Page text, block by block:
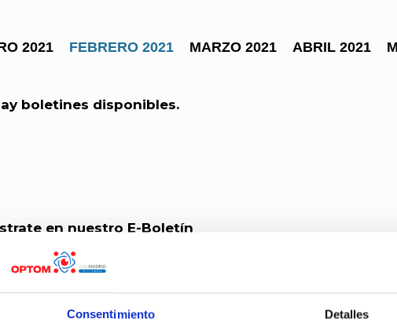
Consentimiento Detalles
2021 FEBRERO 2021 MARZO 2021 ABRIL 2021
boletines disponibles.
en nuestro E-Boletín
en nuestro E-Boletín de noticias y recibirás de
se envía cada 15 días.
una dirección de E-mail válida